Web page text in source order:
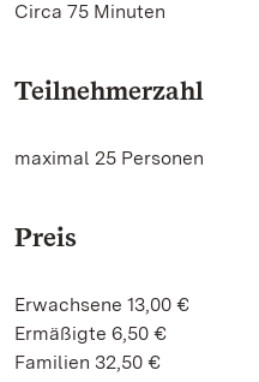
Circa 75 Minuten
Teilnehmerzahl
maximal 25 Personen
Preis
Erwachsene 13,00 €
Ermäßigte 6,50 €
Familien 32,50 €